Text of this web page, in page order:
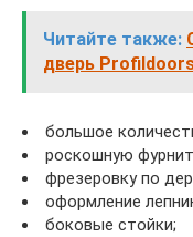
Читайте также:
дверь
большое
роскошную
фрезеровку по
оформление
боковые стойки;